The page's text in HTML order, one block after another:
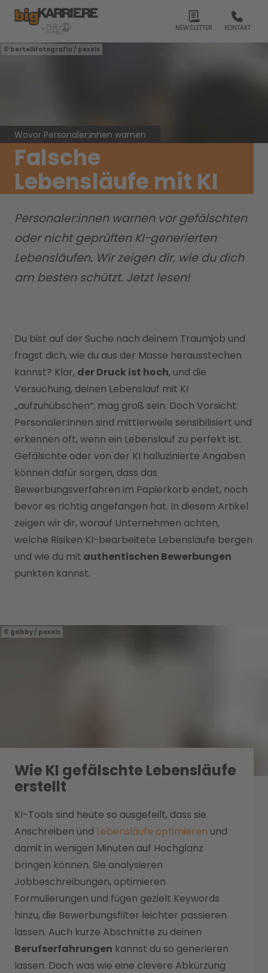
NEWSLETTER KONTAKT
bertellifotografia / pexels
Wovor Personaler:innen warnen
Falsche
Lebensläufe mit KI
Personaler:innen warnen vor gefälschten
oder nicht geprüften KI-generierten
Lebensläufen. Wir zeigen dir, wie du dich
am besten schützt. Jetzt lesen!
Du bist auf der Suche nach deinem Traumjob und
fragst dich, wie du aus der Masse herausstechen
kannst? Klar, der Druck ist hoch, und die
Versuchung, deinen Lebenslauf mit KI
„aufzuhübschen“, mag groß sein. Doch Vorsicht:
Personaler:innen sind mittlerweile sensibilisiert und
erkennen oft, wenn ein Lebenslauf zu perfekt ist.
Gefälschte oder von der KI halluzinierte Angaben
können dafür sorgen, dass das
Bewerbungsverfahren im Papierkorb endet, noch
bevor es richtig angefangen hat. In diesem Artikel
zeigen wir dir, worauf Unternehmen achten,
welche Risiken KI-bearbeitete Lebensläufe bergen
und wie du mit authentischen Bewerbungen
punkten kannst.
gabby / pexels
Wie KI gefälschte Lebensläufe
erstellt
KI-Tools sind heute so ausgefeilt, dass sie
Anschreiben und Lebensläufe optimieren und
damit in wenigen Minuten auf Hochglanz
bringen können. Sie analysieren
Jobbeschreibungen, optimieren
Formulierungen und fügen gezielt Keywords
hinzu, die Bewerbungsfilter leichter passieren
lassen. Auch kurze Abschnitte zu deinen
Berufserfahrungen kannst du so generieren
lassen. Doch was wie eine clevere Abkürzung